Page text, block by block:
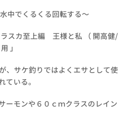
中でくるくる回転する～
スカ至上編 王様と私 （ 開高健/
」
、サケ釣りではよくエサとして使
ている。
ーモンや６０ｃｍクラスのレイン